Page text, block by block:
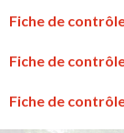
Fiche de
Fiche de
Fiche de